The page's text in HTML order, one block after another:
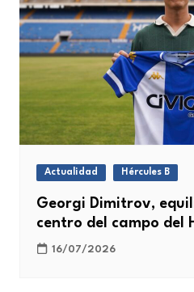
Actualidad Hércules B
Georgi Dimitrov,
centro del campo del
16/07/2026